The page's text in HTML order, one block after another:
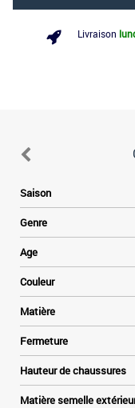
Livraison
Saison
Genre
Age
Couleur
Matière
Fermeture
Hauteur de chaussures
Matière semelle